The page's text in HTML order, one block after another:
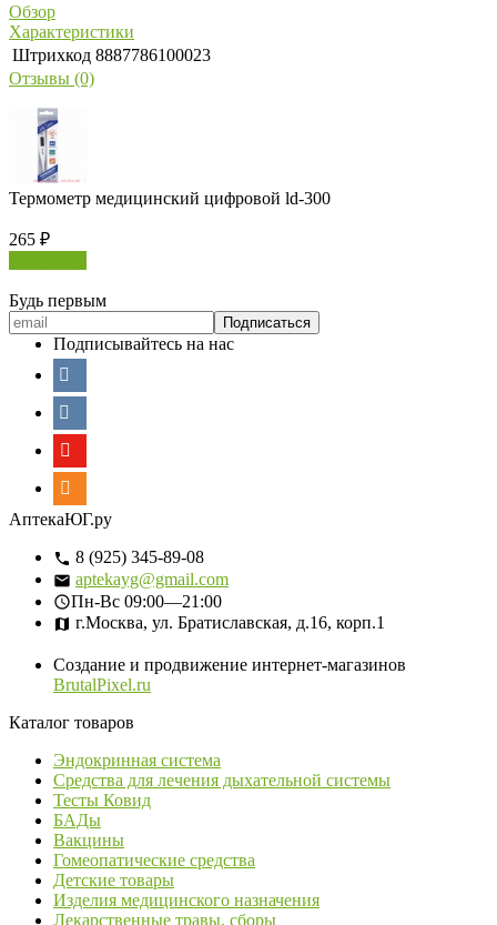
Обзор
Характеристики
Штрихкод 8887786100023
Отзывы (0)
Термометр медицинский цифровой ld-300
265 ₽
Будь первым
Подписывайтесь на нас
АптекаЮГ.ру
8 (925) 345-89-08
aptekayg@gmail.com
Пн-Вс 09:00—21:00
г.Москва, ул. Братиславская, д.16, корп.1
Создание и продвижение интернет-магазинов
BrutalPixel.ru
Каталог товаров
Эндокринная система
Средства для лечения дыхательной системы
Тесты Ковид
БАДы
Вакцины
Гомеопатические средства
Детские товары
Изделия медицинского назначения
Лекарственные травы, сборы